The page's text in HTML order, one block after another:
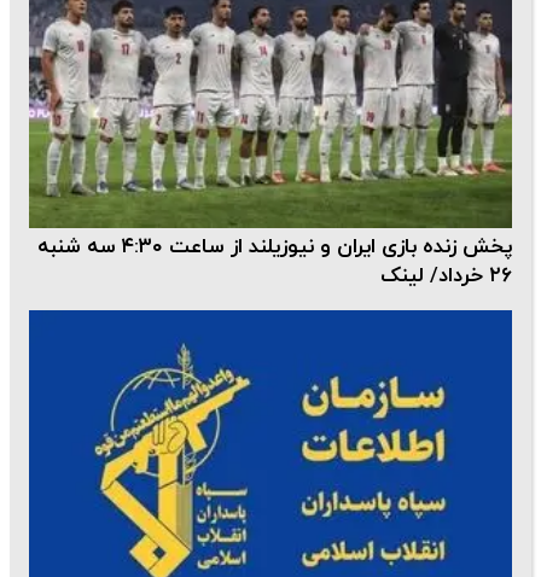
پخش زنده بازی ایران و نیوزیلند از ساعت ۴:۳۰ سه شنبه
۲۶ خرداد/ لینک